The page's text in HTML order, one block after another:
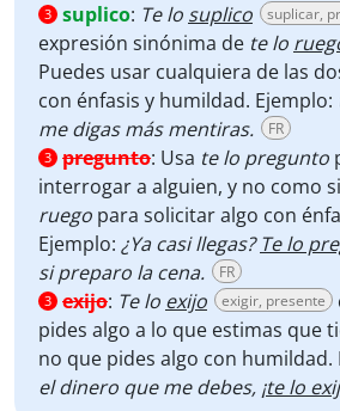
3 suplico: Te lo suplico suplicar,
expresión sinónima de te lo
Puedes usar cualquiera de las
con énfasis y humildad. Ejemplo:
me digas más mentiras.
FR
3 pregunto: Usa te lo pregunto
interrogar a alguien, y no como
ruego para solicitar algo con
Ejemplo: ¿Ya casi llegas?Te lo
si preparo la cena.
FR
3 exijo: Te lo exijo exigir, presente
pides algo a lo que estimas que
no que pides algo con humildad.
el dinero que me debes, ¡te lo